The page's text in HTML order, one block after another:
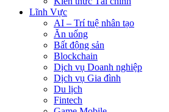
Lĩnh Vực
AI – Trí tuệ nhân tạo
Ăn uống
Bất động sản
Blockchain
Dịch vụ Doanh nghiệp
Dịch vụ Gia đình
Du lịch
Fintech